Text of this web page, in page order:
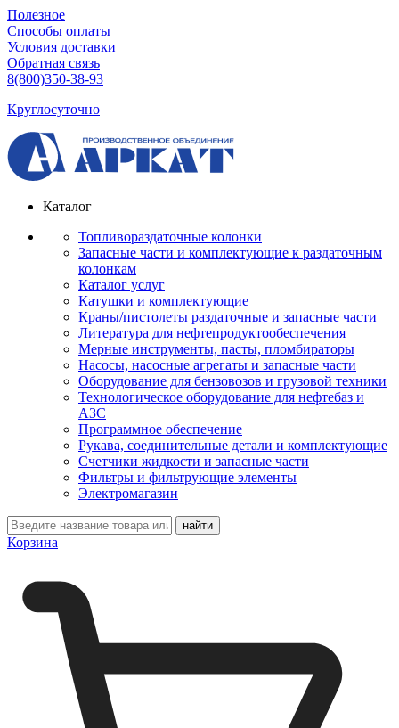
Полезное
Способы оплаты
Условия доставки
Обратная связь
8(800)350-38-93
Круглосуточно
Каталог
Топливораздаточные колонки
Запасные части и комплектующие к раздаточным
колонкам
Каталог услуг
Катушки и комплектующие
Краны/пистолеты раздаточные и запасные части
Литература для нефтепродуктообеспечения
Мерные инструменты, пасты, пломбираторы
Насосы, насосные агрегаты и запасные части
Оборудование для бензовозов и грузовой техники
Технологическое оборудование для нефтебаз и
АЗС
Программное обеспечение
Рукава, соединительные детали и комплектующие
Счетчики жидкости и запасные части
Фильтры и фильтрующие элементы
Электромагазин
Корзина